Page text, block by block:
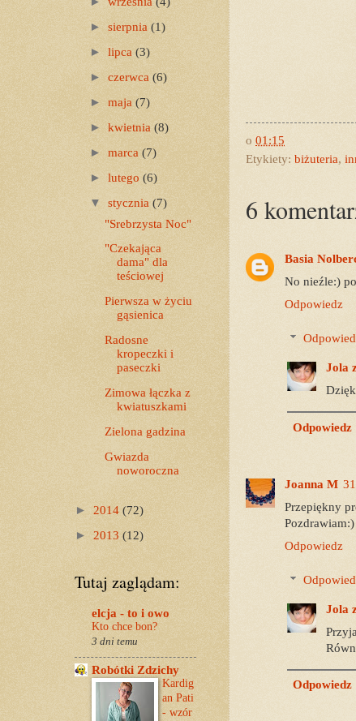
o 01:15
Etykiety: biżuteria,
6
Basia
No nieźle:)
Odpowiedz
Jola
Odpowiedz
Joanna M
Przepiękny
Pozdrawiam:)
Odpowiedz
Jola
Odpowiedz
► sierpnia (1)
► lipca (3)
► czerwca (6)
► maja (7)
► kwietnia (8)
► marca (7)
► lutego (6)
▼ stycznia (7)
"Srebrzysta Noc"
"Czekająca
dama" dla
teściowej
Pierwsza w życiu
gąsienica
Radosne
kropeczki i
paseczki
Zimowa łączka z
kwiatuszkami
Zielona gadzina
Gwiazda
noworoczna
► 2014 (72)
► 2013 (12)
Tutaj zaglądam:
elcja - to i owo
Kto chce bon?
3 dni temu
Robótki Zdzichy
Kardig
an Pati
- wzór